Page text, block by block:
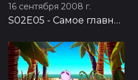
16 сентября 2008 г.
S02E05 - Самое главное